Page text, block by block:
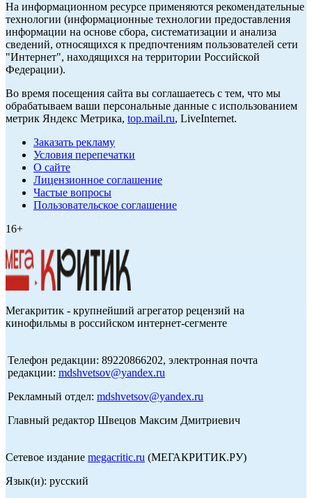
На информационном ресурсе применяются рекомендательные
технологии (информационные технологии предоставления
информации на основе сбора, систематизации и анализа
сведений, относящихся к предпочтениям пользователей сети
"Интернет", находящихся на территории Российской
Федерации).
Во время посещения сайта вы соглашаетесь с тем, что мы
обрабатываем ваши персональные данные с использованием
метрик Яндекс Метрика, top.mail.ru, LiveInternet.
Заказать рекламу
Условия перепечатки
О сайте
Лицензионное соглашение
Частые вопросы
Пользовательское соглашение
16+
Мегакритик - крупнейший агрегатор рецензий на
кинофильмы в российском интернет-сегменте
Телефон редакции: 89220866202, электронная почта
редакции: mdshvetsov@yandex.ru
Рекламный отдел: mdshvetsov@yandex.ru
Главный редактор Швецов Максим Дмитриевич
Сетевое издание megacritic.ru (МЕГАКРИТИК.РУ)
Язык(и): русский